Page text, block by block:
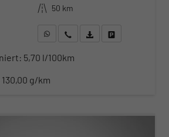
Kilometerstand 50 km
WhatsApp anfragen
Wir rufen Sie anFahrzeugexposé (PDF)
5,70 l/100km
130,00 g/km